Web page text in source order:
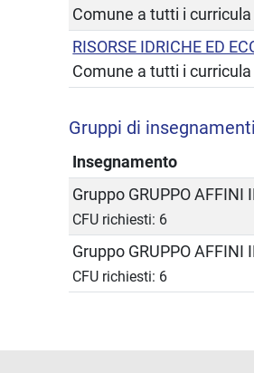
Comune a tutti i curricula
RISORSE IDRICHE ED
Comune a tutti i curricula
Gruppi di
Insegnamento
Gruppo GRUPPO AFFINI
CFU richiesti: 6
Gruppo GRUPPO AFFINI
CFU richiesti: 6